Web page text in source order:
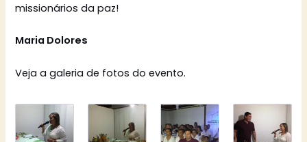
missionários da paz!
Maria Dolores
Veja a galeria de fotos do evento.